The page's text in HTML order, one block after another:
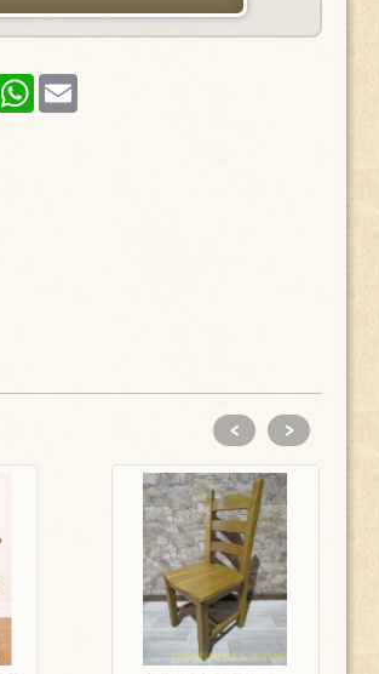
Twitter WhatsApp
< >